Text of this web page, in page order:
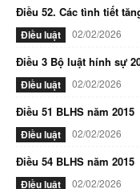
Điều 52. Các tình tiết
Điều luật 02/02/2026
Điều 3 Bộ luật hính sự
Điều luật 02/02/2026
Điều 51 BLHS năm 2015
Điều luật 02/02/2026
Điều 54 BLHS năm 2015
Điều luật 02/02/2026